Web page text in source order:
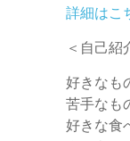
詳細はこ
＜自己紹
好きなも
苦手な
好きな食